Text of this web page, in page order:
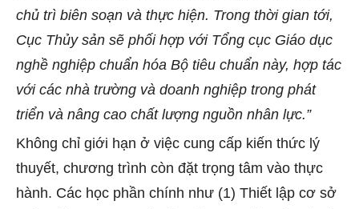
chủ trì biên soạn và thực hiện. Trong thời gian tới,
Cục Thủy sản sẽ phối hợp với Tổng cục Giáo dục
nghề nghiệp chuẩn hóa Bộ tiêu chuẩn này, hợp tác
với các nhà trường và doanh nghiệp trong phát
triển và nâng cao chất lượng nguồn nhân lực.”
Không chỉ giới hạn ở việc cung cấp kiến thức lý
thuyết, chương trình còn đặt trọng tâm vào thực
hành. Các học phần chính như (1) Thiết lập cơ sở